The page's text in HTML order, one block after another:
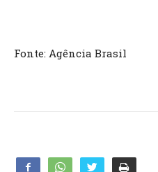
Fonte: Agência Brasil